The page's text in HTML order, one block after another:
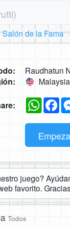
Salón de la Fama
Raudhatun
Malaysia
juego?
favorito.
Todos